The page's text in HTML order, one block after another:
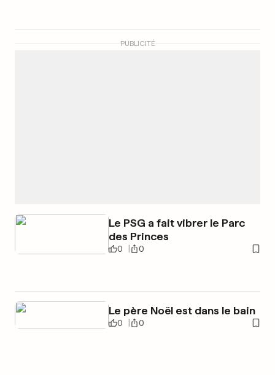
Le PSG a fait vibrer le Parc
des Princes
0 0
Le père Noël est dans le bain
0 0
PUBLICITÉ